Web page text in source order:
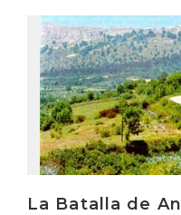
La Batalla de
Irakurri